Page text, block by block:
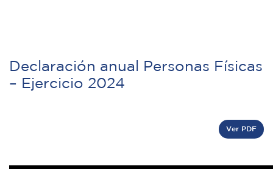
Declaración anual Personas Físicas
– Ejercicio 2024
Ver PDF